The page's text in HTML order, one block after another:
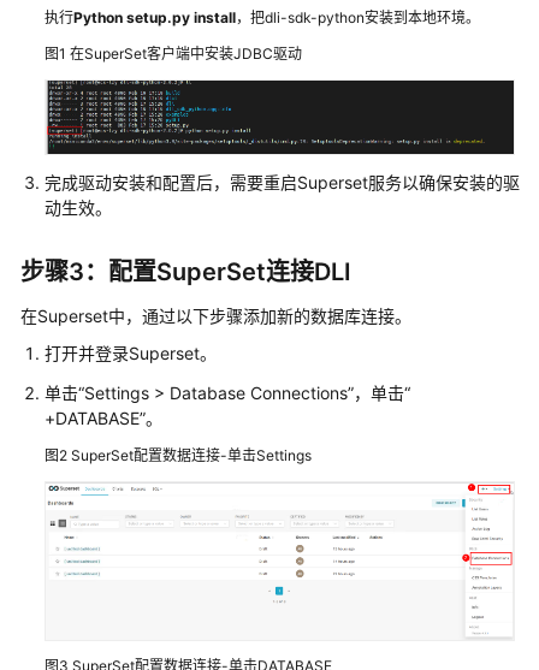
用
DLI
将
CSV
据
转
为
数
据
使
用
DLI
分
析
电
商
执行Python setup.py install，把dli-sdk-python安装到本地环境。
图1 在SuperSet客户端中安装JDBC驱动
完成驱动安装和配置后，需要重启Superset服务以确保安装的驱
动生效。
步骤3：配置SuperSet连接DLI
在Superset中，通过以下步骤添加新的数据库连接。
打开并登录Superset。
单击“Settings > Database Connections”，单击“
+DATABASE”。
图2 SuperSet配置数据连接-单击Settings
图3 SuperSet配置数据连接-单击DATABASE